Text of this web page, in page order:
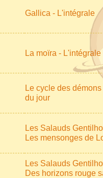
Gallica - L'intégrale
La moïra - L'intégrale
Le cycle des
du jour
Les Salauds
Les mensonges de
Les Salauds
Des horizons rouge